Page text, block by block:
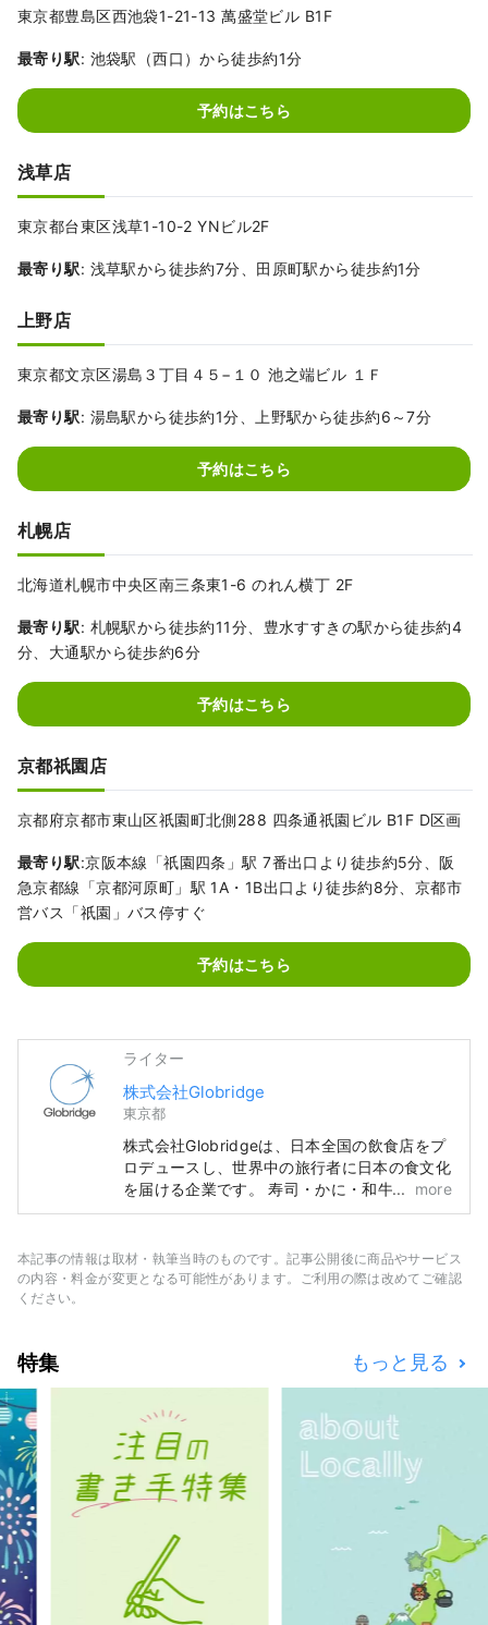
東京都豊島区西池袋1-21-13 萬盛堂ビル B1F
最寄り駅: 池袋駅（西口）から徒歩約1分
予約はこちら
浅草店
東京都台東区浅草1-10-2 YNビル2F
最寄り駅: 浅草駅から徒歩約7分、田原町駅から徒歩約1分
上野店
東京都文京区湯島３丁目４５−１０ 池之端ビル １Ｆ
最寄り駅: 湯島駅から徒歩約1分、上野駅から徒歩約6～7分
予約はこちら
札幌店
北海道札幌市中央区南三条東1-6 のれん横丁 2F
最寄り駅: 札幌駅から徒歩約11分、豊水すすきの駅から徒歩約4
分、大通駅から徒歩約6分
予約はこちら
京都祇園店
京都府京都市東山区祇園町北側288 四条通祇園ビル B1F D区画
最寄り駅:京阪本線「祇園四条」駅 7番出口より徒歩約5分、阪
急京都線「京都河原町」駅 1A・1B出口より徒歩約8分、京都市
営バス「祇園」バス停すぐ
予約はこちら
ライター
株式会社Globridge
東京都
株式会社Globridgeは、日本全国の飲食店をプ
ロデュースし、世界中の旅行者に日本の食文化
を届ける企業です。 寿司・かに・和牛など、
日本ならではの豪快で贅沢なグルメ体験を、多
ラール対応や多言語サポートを整えた店舗運営
を行っています。 このアカウントでは、
more
本記事の情報は取材・執筆当時のものです。記事公開後に商品やサービス
の内容・料金が変更となる可能性があります。ご利用の際は改めてご確認
ください。
特集 もっと見る